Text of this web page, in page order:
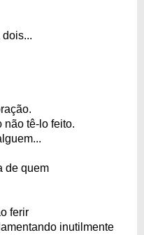
não tê-lo feito.
de quem
ferir
inutilmente